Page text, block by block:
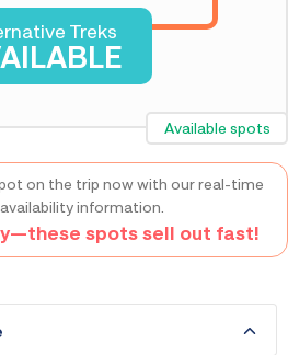
Treks
Available spots
on the trip now with our real-time
availability information.
spots sell out fast!